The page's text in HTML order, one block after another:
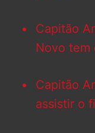
Capitão
Novo tem
Capitão
assistir o